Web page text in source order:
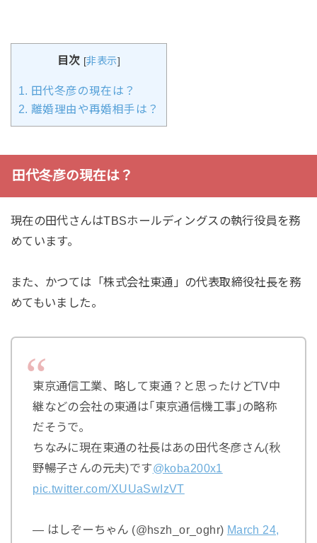
目次 [非表示]
1. 田代冬彦の現在は？
2. 離婚理由や再婚相手は？
田代冬彦の現在は？
現在の田代さんはTBSホールディングスの執行役員を務
めています。
また、かつては「株式会社東通」の代表取締役社長を務
めてもいました。
東京通信工業、略して東通？と思ったけどTV中
継などの会社の東通は｢東京通信機工事｣の略称
だそうで。
ちなみに現在東通の社長はあの田代冬彦さん(秋
野暢子さんの元夫)です@koba200x1
pic.twitter.com/XUUaSwIzVT
— はしぞーちゃん (@hszh_or_oghr) March 24,